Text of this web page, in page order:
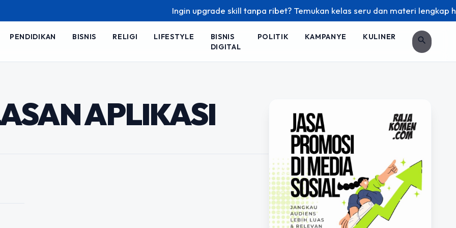
Ingin upgrade skill tanpa ribet? Temukan kelas seru dan materi lengkap
PENDIDIKAN BISNIS RELIGI LIFESTYLE
BISNIS
DIGITAL
POLITIK KAMPANYE KULINER search
APLIKASI
Store: Kunci
Aplikasi Anda
tidak hanya bergantung pada